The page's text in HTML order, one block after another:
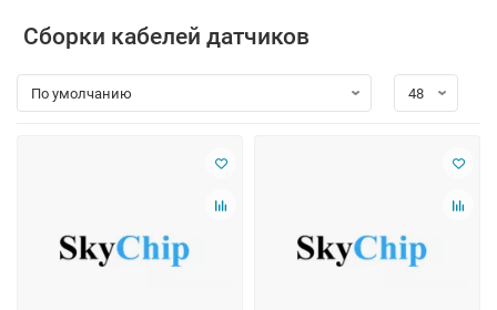
Сборки кабелей датчиков